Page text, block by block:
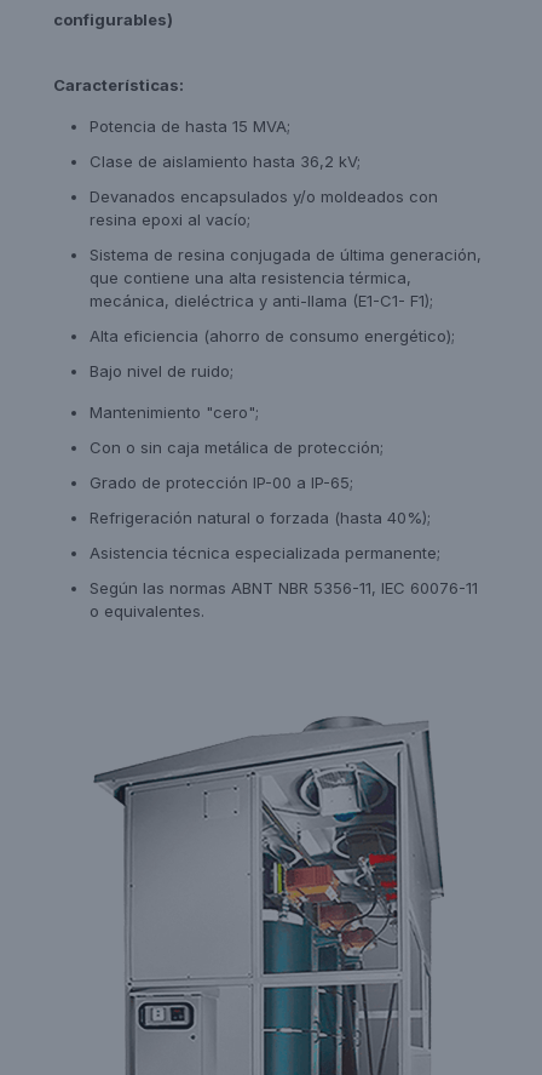
configurables)
Características:
Potencia de hasta 15 MVA;
Clase de aislamiento hasta 36,2 kV;
Devanados encapsulados y/o moldeados con
resina epoxi al vacío;
Sistema de resina conjugada de última generación,
que contiene una alta resistencia térmica,
mecánica, dieléctrica y anti-llama (E1-C1- F1);
Alta eficiencia (ahorro de consumo energético);
Bajo nivel de ruido;
Mantenimiento "cero";
Con o sin caja metálica de protección;
Grado de protección IP-00 a IP-65;
Refrigeración natural o forzada (hasta 40%);
Asistencia técnica especializada permanente;
Según las normas ABNT NBR 5356-11, IEC 60076-11
o equivalentes.